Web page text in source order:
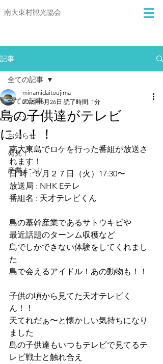
​​南大東村観光協会
記事
全ての記事
イベント
お知らせ
発見！
産業まつり
全ての記事
島の子供達がテレビ
に！！！
minamidaitoujima
2025年5月26日 読了時間: 1分
南大東島でロケを行った番組が放送さ
れます！
日 時 : ５月２７日（火）17:30〜
放送局 : NHK Eテレ
番組名 : 天才テレビくん
島の基幹産業であるサトウキビや
最近話題のターンム収穫など
島でしかできない体験をしてくれまし
た
島で会えるアイドル！あの動物も！！
子供の頃から見てた天才テレビく
ん！！
天てれだぁ〜と懐かしい気持ちになり
ました
島の子供達もいつもテレビで見てるテ
レビ戦士と触れ合え